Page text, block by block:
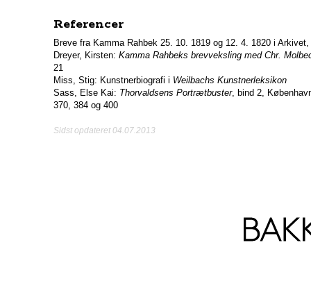
Referencer
Breve fra Kamma Rahbek 25. 10. 1819 og 12. 4. 1820 i
Dreyer, Kirsten: Kamma Rahbeks brevveksling med Chr.
21
Miss, Stig: Kunstnerbiografi i Weilbachs Kunstnerleksikon
Sass, Else Kai: Thorvaldsens Portrætbuster, bind 2,
370, 384 og 400
Sidst opdateret 04.07.2013